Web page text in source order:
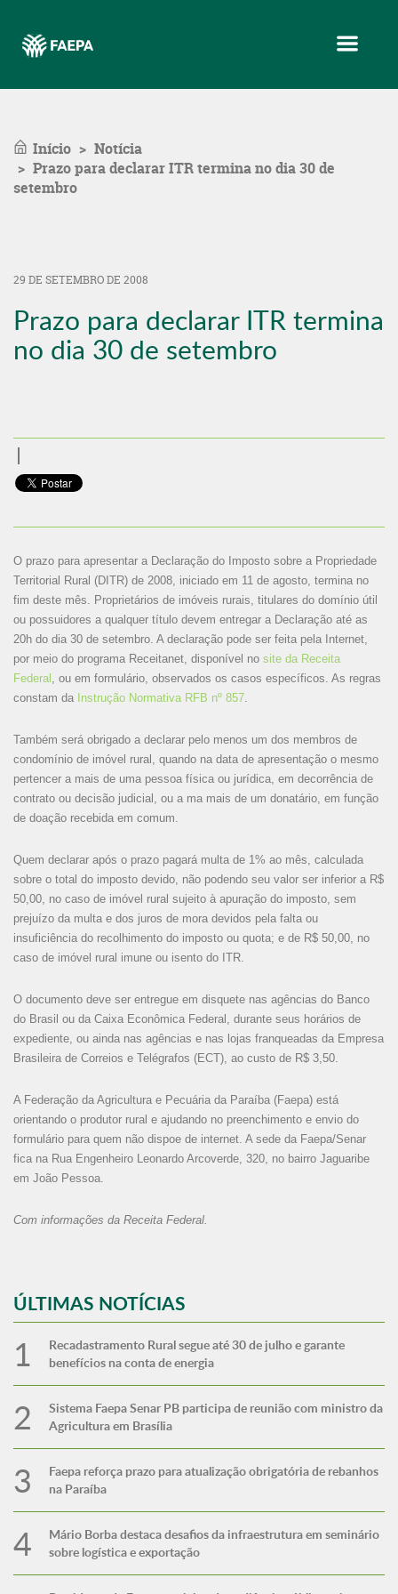
Início
Notícia
Prazo para declarar ITR termina no dia 30 de
setembro
29 DE SETEMBRO DE 2008
Prazo para declarar ITR termina
no dia 30 de setembro
O prazo para apresentar a Declaração do Imposto sobre a Propriedade
Territorial Rural (DITR) de 2008, iniciado em 11 de agosto, termina no
fim deste mês. Proprietários de imóveis rurais, titulares do domínio útil
ou possuidores a qualquer título devem entregar a Declaração até as
20h do dia 30 de setembro. A declaração pode ser feita pela Internet,
por meio do programa Receitanet, disponível no site da Receita
Federal , ou em formulário, observados os casos específicos. As regras
constam da Instrução Normativa RFB nº 857.
Também será obrigado a declarar pelo menos um dos membros de
condomínio de imóvel rural, quando na data de apresentação o mesmo
pertencer a mais de uma pessoa física ou jurídica, em decorrência de
contrato ou decisão judicial, ou a ma mais de um donatário, em função
de doação recebida em comum.
Quem declarar após o prazo pagará multa de 1% ao mês, calculada
sobre o total do imposto devido, não podendo seu valor ser inferior a R$
50,00, no caso de imóvel rural sujeito à apuração do imposto, sem
prejuízo da multa e dos juros de mora devidos pela falta ou
insuficiência do recolhimento do imposto ou quota; e de R$ 50,00, no
caso de imóvel rural imune ou isento do ITR.
O documento deve ser entregue em disquete nas agências do Banco
do Brasil ou da Caixa Econômica Federal, durante seus horários de
expediente, ou ainda nas agências e nas lojas franqueadas da Empresa
Brasileira de Correios e Telégrafos (ECT), ao custo de R$ 3,50.
A Federação da Agricultura e Pecuária da Paraíba (Faepa) está
orientando o produtor rural e ajudando no preenchimento e envio do
formulário para quem não dispoe de internet. A sede da Faepa/Senar
fica na Rua Engenheiro Leonardo Arcoverde, 320, no bairro Jaguaribe
em João Pessoa.
Com informações da Receita Federal.
ÚLTIMAS NOTÍCIAS
Recadastramento Rural segue até 30 de julho e garante
benefícios na conta de energia
Sistema Faepa Senar PB participa de reunião com ministro da
Agricultura em Brasília
Faepa reforça prazo para atualização obrigatória de rebanhos
na Paraíba
Mário Borba destaca desafios da infraestrutura em seminário
sobre logística e exportação